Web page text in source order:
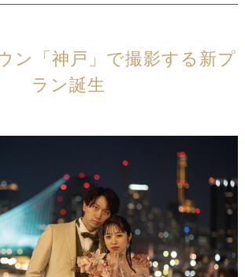
ン「神戸」で撮影する新プ
ラン誕生